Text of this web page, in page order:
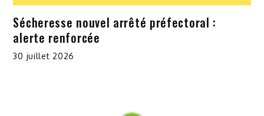
Sécheresse nouvel arrêté préfectoral :
alerte renforcée
30 juillet 2026